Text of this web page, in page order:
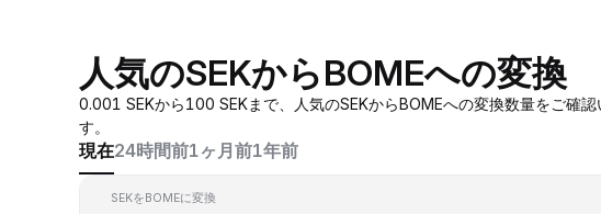
人気のSEKからBOMEへの変換
0.001 SEKから100 SEKまで、人気のSEKからBOMEへの変換数量をご確
す。
現在24時間前1ヶ月前1年前
SEKをBOMEに変換